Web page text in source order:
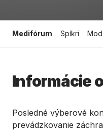
Medifórum Spíkri
Informácie
Posledné výberové
prevádzkovanie